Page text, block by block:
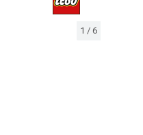
1 / 6